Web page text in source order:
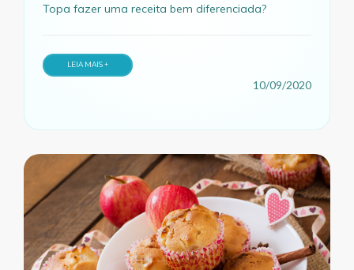
Topa fazer uma receita bem diferenciada?
LEIA MAIS +
10/09/2020